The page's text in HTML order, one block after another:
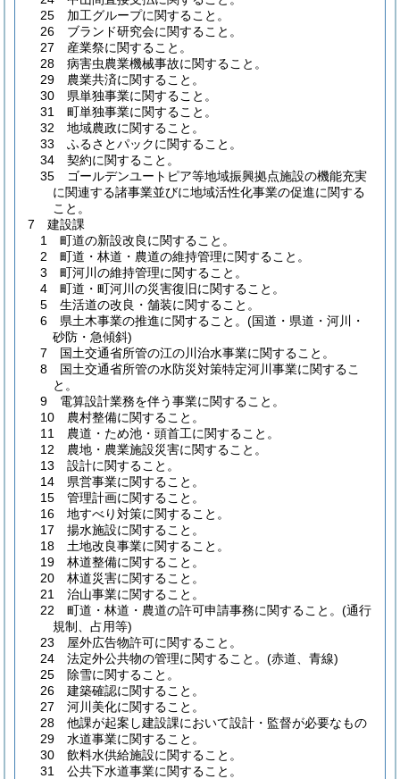
25 加工グループに関すること。
26 ブランド研究会に関すること。
27 産業祭に関すること。
28 病害虫農業機械事故に関すること。
29 農業共済に関すること。
30 県単独事業に関すること。
31 町単独事業に関すること。
32 地域農政に関すること。
33 ふるさとパックに関すること。
34 契約に関すること。
35 ゴールデンユートピア等地域振興拠点施設の機能充実
に関連する諸事業並びに地域活性化事業の促進に関する
こと。
7 建設課
1 町道の新設改良に関すること。
2 町道・林道・農道の維持管理に関すること。
3 町河川の維持管理に関すること。
4 町道・町河川の災害復旧に関すること。
5 生活道の改良・舗装に関すること。
6 県土木事業の推進に関すること。(国道・県道・河川・
砂防・急傾斜)
7 国土交通省所管の江の川治水事業に関すること。
8 国土交通省所管の水防災対策特定河川事業に関するこ
と。
9 電算設計業務を伴う事業に関すること。
10 農村整備に関すること。
11 農道・ため池・頭首工に関すること。
12 農地・農業施設災害に関すること。
13 設計に関すること。
14 県営事業に関すること。
15 管理計画に関すること。
16 地すべり対策に関すること。
17 揚水施設に関すること。
18 土地改良事業に関すること。
19 林道整備に関すること。
20 林道災害に関すること。
21 治山事業に関すること。
22 町道・林道・農道の許可申請事務に関すること。(通行
規制、占用等)
23 屋外広告物許可に関すること。
24 法定外公共物の管理に関すること。(赤道、青線)
25 除雪に関すること。
26 建築確認に関すること。
27 河川美化に関すること。
28 他課が起案し建設課において設計・監督が必要なもの
29 水道事業に関すること。
30 飲料水供給施設に関すること。
31 公共下水道事業に関すること。